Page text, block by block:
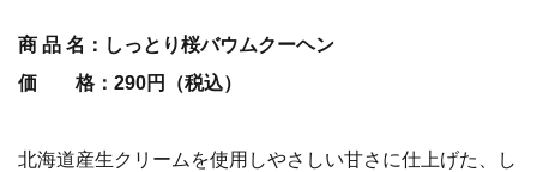
商 品 名：しっとり桜バウムクーヘン
価 格：290円（税込）
北海道産生クリームを使用しやさしい甘さに仕上げた、し